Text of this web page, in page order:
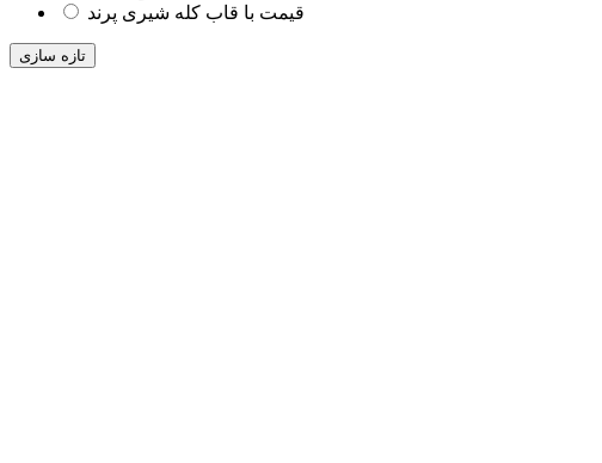
قیمت با قاب کله شیری پرند